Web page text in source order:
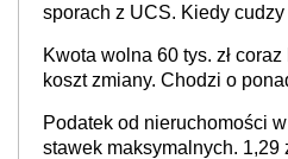
sporach z UCS. Kiedy cudzy
Kwota wolna 60 tys. zł
koszt zmiany. Chodzi o
Podatek od nieruchomości
stawek maksymalnych. 1,29